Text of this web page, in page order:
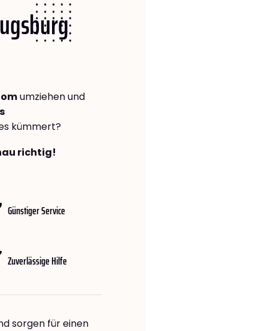
umziehen und
kümmert?
richtig!
Günstiger Service
Zuverlässige Hilfe
sorgen für einen